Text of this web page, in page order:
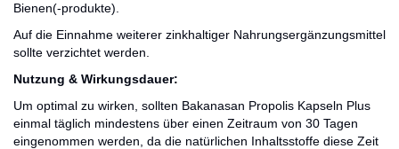
Bienen(-produkte).
Auf die Einnahme weiterer zinkhaltiger Nahrungsergänzungsmittel
sollte verzichtet werden.
Nutzung & Wirkungsdauer:
Um optimal zu wirken, sollten Bakanasan Propolis Kapseln Plus
einmal täglich mindestens über einen Zeitraum von 30 Tagen
eingenommen werden, da die natürlichen Inhaltsstoffe diese Zeit